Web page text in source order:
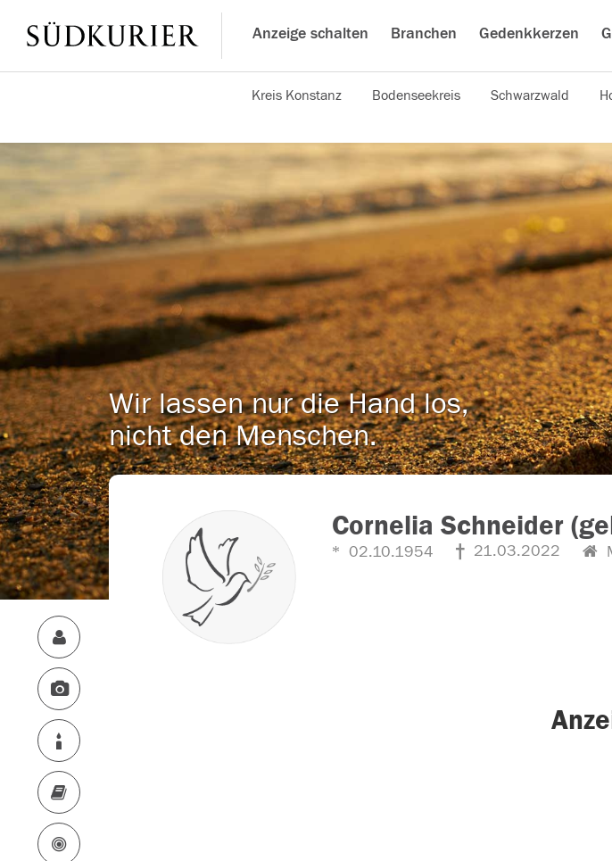
Anzeige schalten Branchen Gedenkkerzen
Kreis Konstanz Bodenseekreis Schwarzwald
Wir lassen nur die Hand los,
nicht den Menschen.
Cornelia Schneider
02.10.1954 21.03.2022